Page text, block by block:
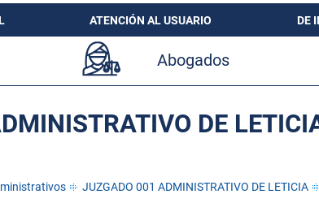
ATENCIÓN AL USUARIO DE
Abogados
DE
JUZGADO 001 ADMINISTRATIVO DE LETICIA